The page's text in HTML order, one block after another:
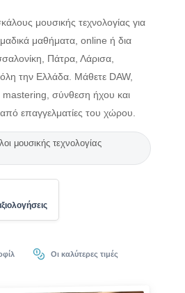
μουσικής τεχνολογίας για
μαθήματα, online ή δια
Πάτρα, Λάρισα,
την Ελλάδα. Μάθετε DAW,
σύνθεση ήχου και
επαγγελματίες του χώρου.
μουσικής τεχνολογίας
Οι καλύτερες τιμές